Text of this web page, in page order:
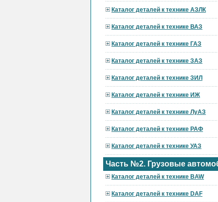
Каталог деталей к технике АЗЛК
Каталог деталей к технике ВАЗ
Каталог деталей к технике ГАЗ
Каталог деталей к технике ЗАЗ
Каталог деталей к технике ЗИЛ
Каталог деталей к технике ИЖ
Каталог деталей к технике ЛуАЗ
Каталог деталей к технике РАФ
Каталог деталей к технике УАЗ
Часть №2. Грузовые
Каталог деталей к технике BAW
Каталог деталей к технике DAF